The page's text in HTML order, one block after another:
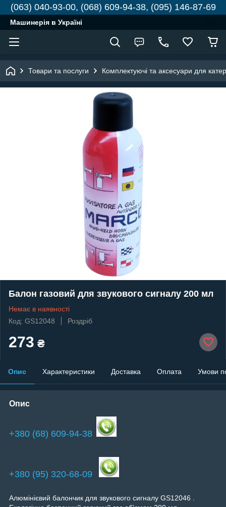
(063) 040-93-00, (068) 609-94-38, (095) 146-87-69
Машинерія в Україні
Товари та послуги Комплектуючі та аксесуари для
Балон газовий для звукового сигналу 200 мл
Немає в наявності
Код: GS12048
Роздріб
273 ₴
Опис Характеристики Доставка Оплата Умови
Опис
+380 (68) 609-94-38
+380 (95) 320-68-09
Алюмінієвий балончик для звукового сигналу GS12046 .